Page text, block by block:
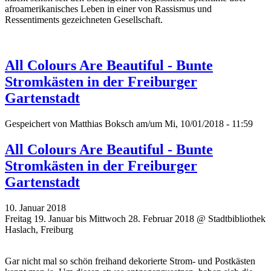
afroamerikanisches Leben in einer von Rassismus und
Ressentiments gezeichneten Gesellschaft.
All Colours Are Beautiful - Bunte
Stromkästen in der Freiburger
Gartenstadt
Gespeichert von Matthias Boksch am/um Mi, 10/01/2018 - 11:59
All Colours Are Beautiful - Bunte
Stromkästen in der Freiburger
Gartenstadt
10. Januar 2018
Freitag 19. Januar bis Mittwoch 28. Februar 2018 @ Stadtbibliothek
Haslach, Freiburg
Gar nicht mal so schön freihand dekorierte Strom- und Postkästen